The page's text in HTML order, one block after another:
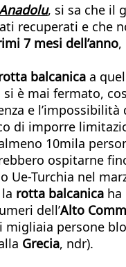
, si sa che il
recuperati e che
7 mesi dell’anno,
balcanica a
si è mai fermato,
e
di imporre
10mila
ospitarne
Ue-Turchia nel
rotta balcanica ha
dell’Alto
migliaia persone
Grecia, ndr).